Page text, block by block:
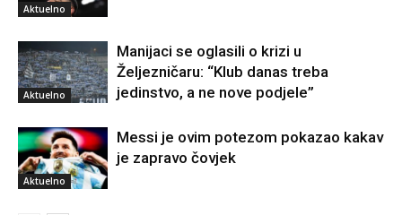
Aktuelno
Aktuelno
Manijaci se oglasili o krizi u
Željezničaru: “Klub danas treba
jedinstvo, a ne nove podjele”
Aktuelno
Messi je ovim potezom pokazao kakav
je zapravo čovjek